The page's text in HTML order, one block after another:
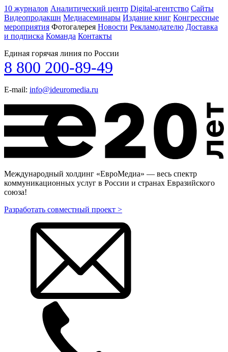
10 журналов Аналитический центр Digital-агентство Сайты
Видеопродакшн Медиасеминары Издание книг Конгрессные
мероприятия Фотогалерея Новости Рекламодателю Доставка
и подписка Команда Контакты
Единая горячая линия по России
8 800 200-89-49
E-mail: info@ideuromedia.ru
Международный холдинг «ЕвроМедиа» — весь спектр
коммуникационных услуг в России и странах Евразийского
союза!
Разработать совместный проект >